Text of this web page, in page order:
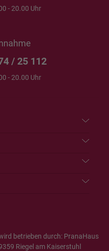
- 20.00 Uhr
/ 25 112
- 20.00 Uhr
betrieben durch: PranaHaus
Riegel am Kaiserstuhl